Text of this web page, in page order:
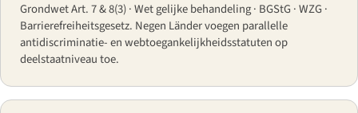
Grondwet Art. 7 & 8(3) · Wet gelijke behandeling · BGStG · WZG ·
Barrierefreiheitsgesetz. Negen Länder voegen parallelle
antidiscriminatie- en webtoegankelijkheidsstatuten op
deelstaatniveau toe.